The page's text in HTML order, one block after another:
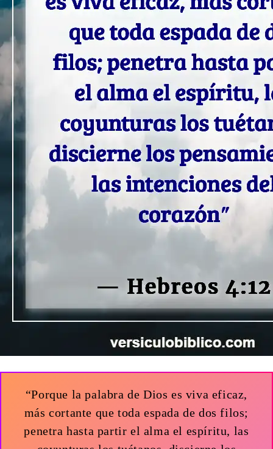
“Porque la palabra de Dios es viva eficaz,
más cortante que toda espada de dos filos;
penetra hasta partir el alma el espíritu, las